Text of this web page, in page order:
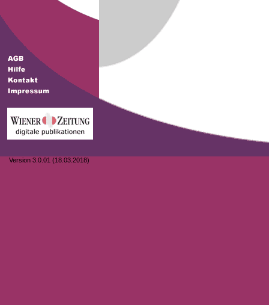
Version 3.0.01 (18.03.2018)